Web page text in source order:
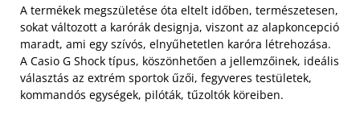
A termékek megszületése óta eltelt időben, természetesen,
sokat változott a karórák designja, viszont az alapkoncepció
maradt, ami egy szívós, elnyűhetetlen karóra létrehozása.
A Casio G Shock típus, köszönhetően a jellemzőinek, ideális
választás az extrém sportok űzői, fegyveres testületek,
kommandós egységek, pilóták, tűzoltók köreiben.